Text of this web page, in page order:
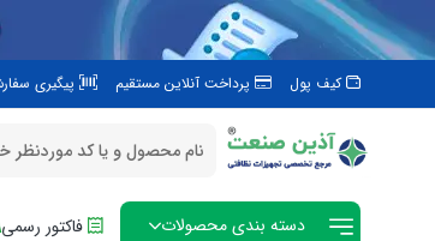
کیف پول پرداخت آنلاین مستقیم پیگیری
دسته بندی محصولات فاکتور رسمی